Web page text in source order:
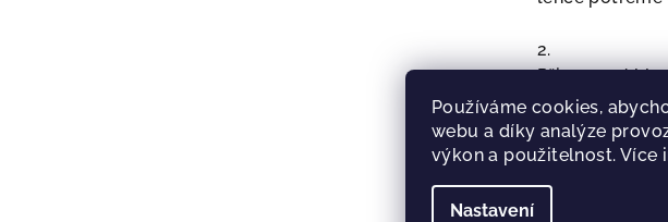
Používáme cookies,
webu a díky analýze
výkon a použitelnost. Více
Nastavení
2.
Připravené
grilovacím
minut.
3.
Mezitím si